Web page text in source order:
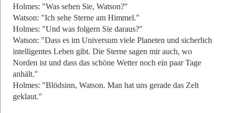
Holmes: "Was sehen Sie, Watson?"
Watson: "Ich sehe Sterne am Himmel."
Holmes: "Und was folgern Sie daraus?"
Watson: "Dass es im Universum viele Planeten und sicherlich
intelligentes Leben gibt. Die Sterne sagen mir auch, wo
Norden ist und dass das schöne Wetter noch ein paar Tage
anhält."
Holmes: "Blödsinn, Watson. Man hat uns gerade das Zelt
geklaut."